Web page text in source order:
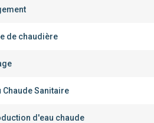
de chaudière
Chaude Sanitaire
d'eau chaude